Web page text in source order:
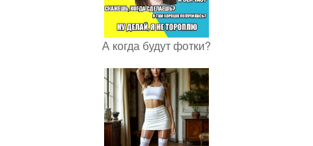
А когда будут фотки?